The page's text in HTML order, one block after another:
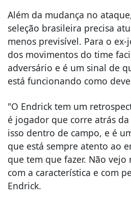
Além da mudança no
seleção brasileira precisa
menos previsível. Para o
dos movimentos do time
adversário e é um sinal de
está funcionando como
"O Endrick tem um
é jogador que corre atrás
isso dentro de campo, e é
que está sempre atento ao
que tem que fazer. Não
com a característica e com
Endrick.